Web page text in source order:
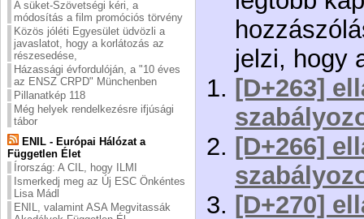
A süket-Szövetségi kéri, a
módosítás a film promóciós törvény
Közös jóléti Egyesület üdvözli a
javaslatot, hogy a korlátozás az
részesedése,
Házassági évfordulóján, a "10 éves
az ENSZ CRPD" Münchenben
Pillanatkép 118
Még helyek rendelkezésre ifjúsági
tábor
ENIL - Európai Hálózat a
Független Élet
Írország: A CIL, hogy ILMI
Ismerkedj meg az Új ESC Önkéntes
Lisa Mádl
ENIL, valamint ASA Megvitassák
jelzi, hogy
[D+263]
[D+266]
[D+270]